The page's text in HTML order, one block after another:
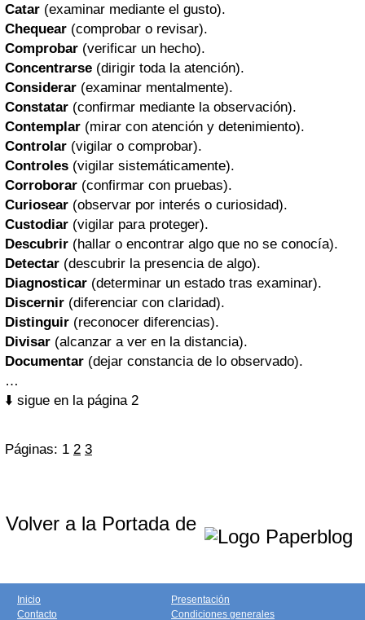
Catar (examinar mediante el gusto).
Chequear (comprobar o revisar).
Comprobar (verificar un hecho).
Concentrarse (dirigir toda la atención).
Considerar (examinar mentalmente).
Constatar (confirmar mediante la observación).
Contemplar (mirar con atención y detenimiento).
Controlar (vigilar o comprobar).
Controles (vigilar sistemáticamente).
Corroborar (confirmar con pruebas).
Curiosear (observar por interés o curiosidad).
Custodiar (vigilar para proteger).
Descubrir (hallar o encontrar algo que no se conocía).
Detectar (descubrir la presencia de algo).
Diagnosticar (determinar un estado tras examinar).
Discernir (diferenciar con claridad).
Distinguir (reconocer diferencias).
Divisar (alcanzar a ver en la distancia).
Documentar (dejar constancia de lo observado).
…
⬇️ sigue en la página 2
Páginas: 1 2 3
Volver a la Portada de
Inicio
Contacto
Presentación
Condiciones generales